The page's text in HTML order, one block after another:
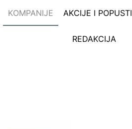
KOMPANIJE AKCIJE I POPUSTI
REDAKCIJA